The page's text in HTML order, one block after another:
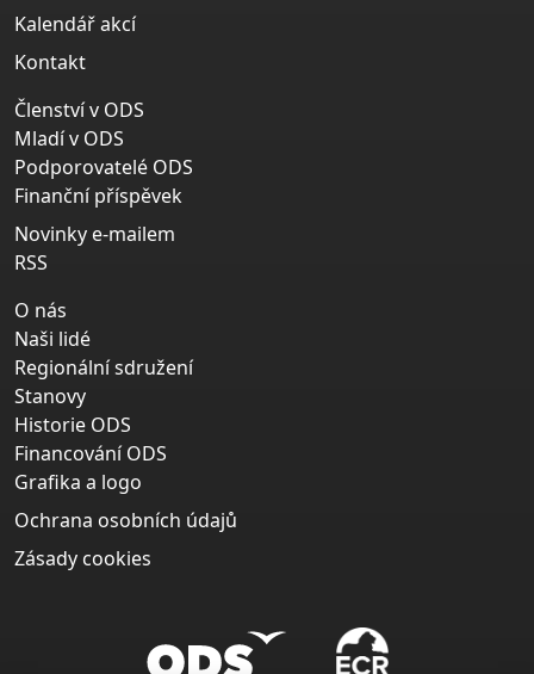
Kalendář akcí
Kontakt
Členství v ODS
Mladí v ODS
Podporovatelé ODS
Finanční příspěvek
Novinky e-mailem
RSS
O nás
Naši lidé
Regionální sdružení
Stanovy
Historie ODS
Financování ODS
Grafika a logo
Ochrana osobních údajů
Zásady cookies